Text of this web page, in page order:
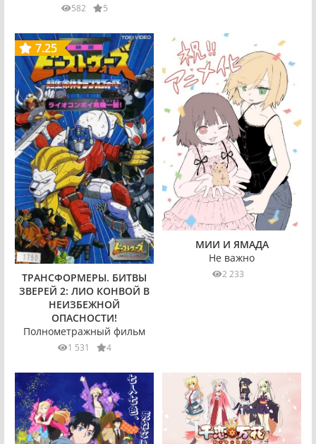
582 5
7.25
ТРАНСФОРМЕРЫ. БИТВЫ
ЗВЕРЕЙ 2: ЛИО КОНВОЙ В
НЕИЗБЕЖНОЙ
ОПАСНОСТИ!
Полнометражный фильм
1 531 4
МИИ И ЯМАДА
Не важно
2 233